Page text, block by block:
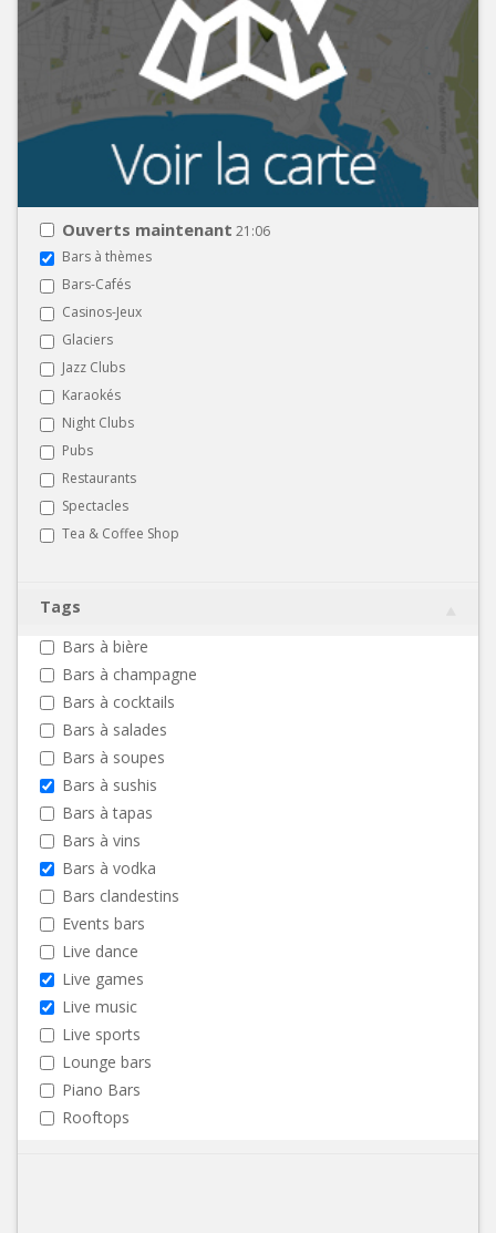
Ouverts maintenant 21:06
Bars à thèmes
Bars-Cafés
Casinos-Jeux
Glaciers
Jazz Clubs
Karaokés
Night Clubs
Pubs
Restaurants
Spectacles
Tea & Coffee Shop
Tags
Bars à bière
Bars à champagne
Bars à cocktails
Bars à salades
Bars à soupes
Bars à sushis
Bars à tapas
Bars à vins
Bars à vodka
Bars clandestins
Events bars
Live dance
Live games
Live music
Live sports
Lounge bars
Piano Bars
Rooftops